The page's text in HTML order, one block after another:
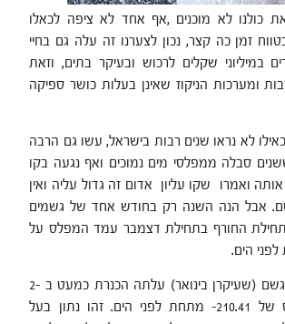
כולנו לא מוכנים ,אף אחד לא ציפה לכאלו
זמן כה קצר, נכון לצערנו זה עלה גם בחיי
במיליוני שקלים לרכוש ובעיקר בתים, וזאת
ומערכות הניקוז שאינן בעלות כושר ספיקה
לא נראו שנים רבות בישראל, עשו גם הרבה
סבלה ממפלסי מים נמוכים ואף נגעה בקו
ואמרו שקו עליון אדום זה גדול עליה ואין
אבל הנה השנה רק בחודש אחד של גשמים
החורף בתחילת דצמבר עמד המפלס על
ובחודשיים בלבד של גשם (שעיקרן בינואר) עלתה הכנרת כמעט ב -2
מטרים והגיע למפלס של 210.41- מתחת לפני הים. זהו נתון בעל